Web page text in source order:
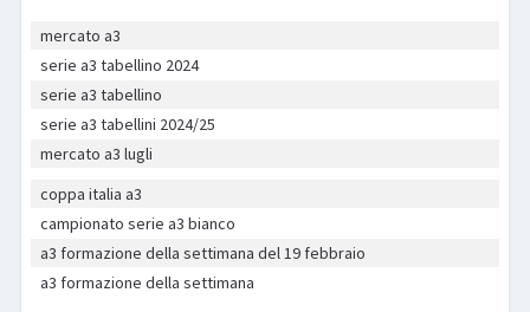
mercato a3
serie a3 tabellino 2024
serie a3 tabellino
serie a3 tabellini 2024/25
mercato a3 lugli
coppa italia a3
campionato serie a3 bianco
a3 formazione della settimana del 19 febbraio
a3 formazione della settimana